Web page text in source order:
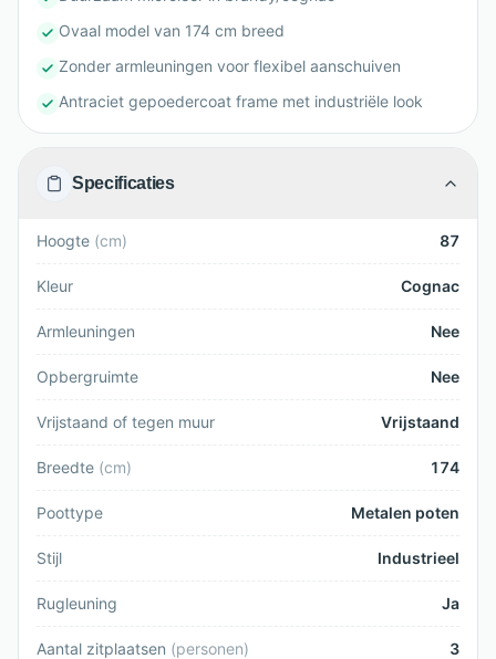
Ovaal model van 174 cm breed
Zonder armleuningen voor flexibel aanschuiven
Antraciet gepoedercoat frame met industriële look
Specificaties
Hoogte (cm) 87
Kleur Cognac
Armleuningen Nee
Opbergruimte Nee
Vrijstaand of tegen muur Vrijstaand
Breedte (cm) 174
Poottype Metalen poten
Stijl Industrieel
Rugleuning Ja
Aantal zitplaatsen (personen) 3